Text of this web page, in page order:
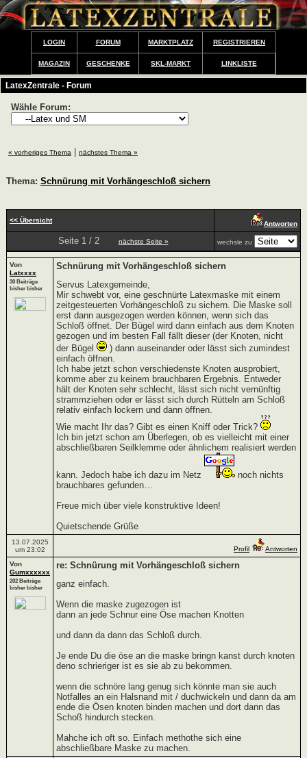
LOGIN FORUM MARKTPLATZ REGISTRIEREN
MAGAZIN GESCHENKE SKL-MARKT LINKLISTE
LatexZentrale - Forum
Wähle Forum:
« vorheriges Thema nächstes Thema »
Thema: Schnürung mit Vorhängeschloß sichern
<< Übersicht Antworten
Seite 1 / 2 nächste Seite » wechsle zu
Von
Latxxxx
30 Beiträge
bisher bisher
Schnürung mit Vorhängeschloß sichern
Servus Latexgemeinde,
Mir schwebt vor, eine geschnürte Latexmaske mit einem
zeitgesteuerten Vorhängeschloß zu sichern. Die Maske soll
erst dann ausgezogen werden können, wenn sich das
Schloß öffnet. Der Bügel wird dann einfach aus dem Knoten
gezogen und im besten Fall fällt dieser (der Knoten, nicht
der Bügel
) dann auseinander oder lässt sich zumindest
einfach öffnen.
Ich habe jetzt schon verschiedenste Knoten ausprobiert,
komme aber zu keinem brauchbaren Ergebnis. Entweder
hält der Knoten sehr schlecht, lässt sich nicht vernünftig
strammziehen oder er lässt sich durch Rütteln am Schloß
relativ einfach lockern und dann öffnen.
Wie macht Ihr das? Gibt es einen Kniff oder Trick?
Ich bin jetzt schon am Überlegen, ob es vielleicht mit einer
abschließbaren Seilklemme oder ähnlichem realisiert werden
kann. Jedoch habe ich dazu im Netz
noch nichts
brauchbares gefunden…
Freue mich über viele konstruktive Ideen!
Quietschende Grüße
13.07.2025
um 23:02
Profil
Antworten
Von
Gumxxxxxx
202 Beiträge
bisher bisher
re: Schnürung mit Vorhängeschloß sichern
ganz einfach.
Wenn die maske zugezogen ist
dann an jede Schnur eine Öse machen Knotten
und dann da dann das Schloß durch.
Je ende Du die öse an die maske bringn kanst durch knoten
deno schrieriger ist es sie ab zu bekommen.
wenn die schnöre lang genug sich könnte man sie auch
Notfalles an ein Halsnand mit / duchwickeln und dann da am
ende die Ösen knoten binden machen und dort dann das
Schoß hindurch stecken.
Mahche ich oft so. Einfach methothe sich eine
abschließbare Maske zu machen.